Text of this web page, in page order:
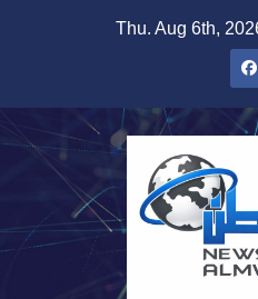
Thu. Aug 6th,